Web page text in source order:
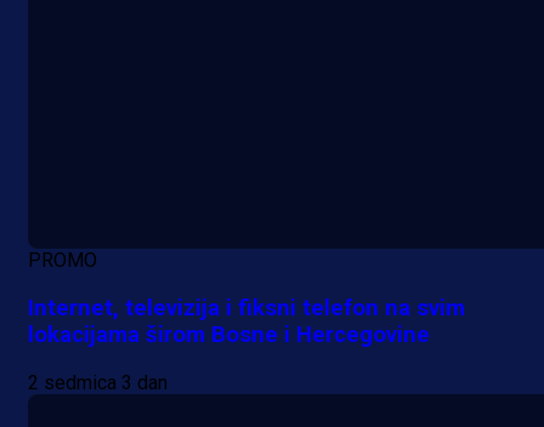
PROMO
Internet, televizija i fiksni telefon na svim
lokacijama širom Bosne i Hercegovine
2 sedmica 3 dan